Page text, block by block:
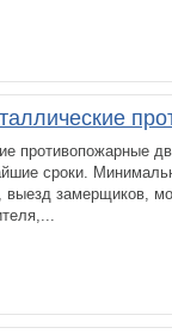
противопожарные
сроки.
замерщиков,